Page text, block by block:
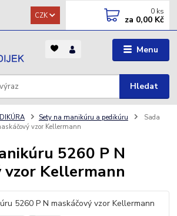
Menu
CZK
Hledat
0 ks
za 0,00 Kč
Sety na manikúru a pedikúru
Sada
vzor Kellermann
5260 P N
vzor Kellermann